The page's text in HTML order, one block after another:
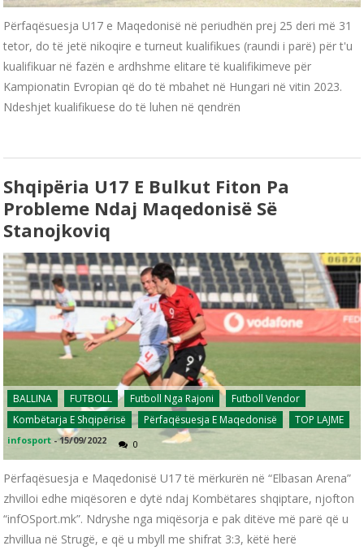
Përfaqësuesja U17 e Maqedonisë në periudhën prej 25 deri më 31
tetor, do të jetë nikoqire e turneut kualifikues (raundi i parë) për t'u
kualifikuar në fazën e ardhshme elitare të kualifikimeve për
Kampionatin Evropian që do të mbahet në Hungari në vitin 2023.
Ndeshjet kualifikuese do të luhen në qendrën
Shqipëria U17 E Bulkut Fiton Pa
Probleme Ndaj Maqedonisë Së
Stanojkoviq
BALLINA FUTBOLL Futboll Nga Rajoni
Futboll Vendor
Kombëtarja E Shqipërisë
Përfaqësuesja E Maqedonisë TOP LAJME
infosport -15/09/2022 0
Përfaqësuesja e Maqedonisë U17 të mërkurën në “Elbasan Arena”
zhvilloi edhe miqësoren e dytë ndaj Kombëtares shqiptare, njofton
“infOSport.mk”. Ndryshe nga miqësorja e pak ditëve më parë që u
zhvillua në Strugë, e që u mbyll me shifrat 3:3, këtë herë